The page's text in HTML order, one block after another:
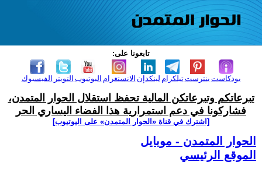
تابعونا على:
الفيسبوك التويتر اليوتيوب الانستغرام لينكدإن تيلكرامبنترست بودكاست
تبرعاتكم وتبرعاتكن المالية تحفظ استقلال الحوار المتمدن،
فشاركونا في دعم استمرارية هذا الفضاء اليساري الحر
[اشترك في قناة ‫«الحوار المتمدن» على اليوتيوب]
الحوار المتمدن - موبايل
الموقع الرئيسي